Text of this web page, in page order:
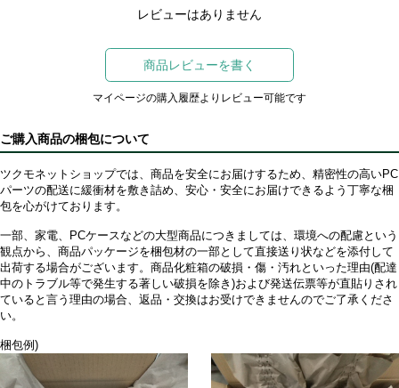
レビューはありません
商品レビューを書く
マイページの購入履歴よりレビュー可能です
ご購入商品の梱包について
ツクモネットショップでは、商品を安全にお届けするため、精密性の高いPC
パーツの配送に緩衝材を敷き詰め、安心・安全にお届けできるよう丁寧な梱
包を心がけております。
一部、家電、PCケースなどの大型商品につきましては、環境への配慮という
観点から、商品パッケージを梱包材の一部として直接送り状などを添付して
出荷する場合がございます。商品化粧箱の破損・傷・汚れといった理由(配達
中のトラブル等で発生する著しい破損を除き)および発送伝票等が直貼りされ
ていると言う理由の場合、返品・交換はお受けできませんのでご了承くださ
い。
梱包例)